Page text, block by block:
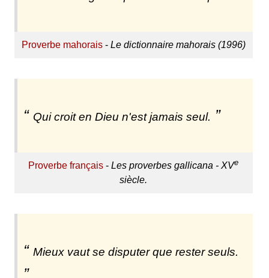
Proverbe mahorais- Le dictionnaire mahorais (1996)
Qui croit en Dieu n'est jamais seul.
Proverbe français -Les proverbes gallicana - XVe
siècle.
Mieux vaut se disputer que rester seuls.